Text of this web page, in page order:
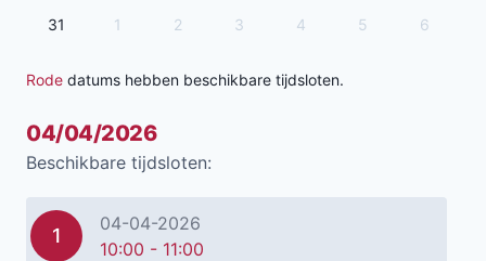
31 1 2 3 4 5 6
Rode datums hebben beschikbare tijdsloten.
04/04/2026
Beschikbare tijdsloten:
1
04-04-2026
10:00 - 11:00